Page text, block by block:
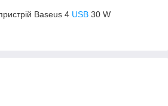
Baseus 4 USB 30 W